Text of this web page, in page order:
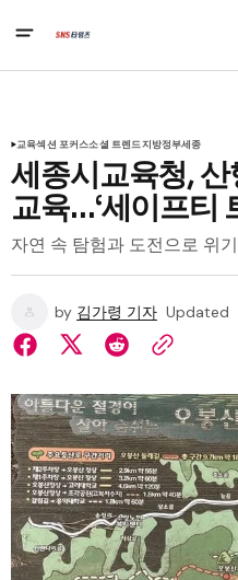
교육섹션 포커스소셜 트렌드지방정부세종
세종시교육청,
교육…‘세이프티
자연 속 탐험과 도전으로 위
by 김가령 기자 Updated